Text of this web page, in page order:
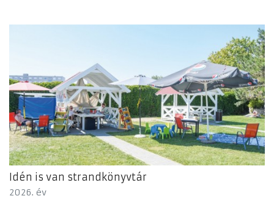
Idén is van strandkönyvtár
2026. év